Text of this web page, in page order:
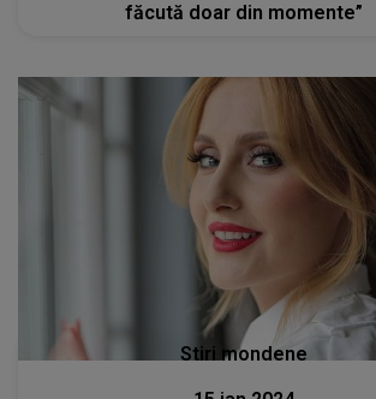
făcută doar din momente”
Stiri mondene